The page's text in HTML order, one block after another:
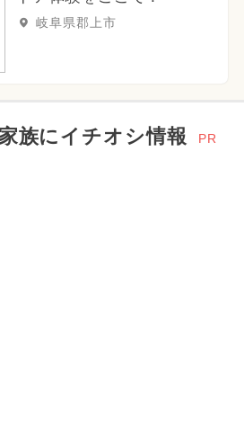
岐阜県郡上市
族にイチオシ情報 PR